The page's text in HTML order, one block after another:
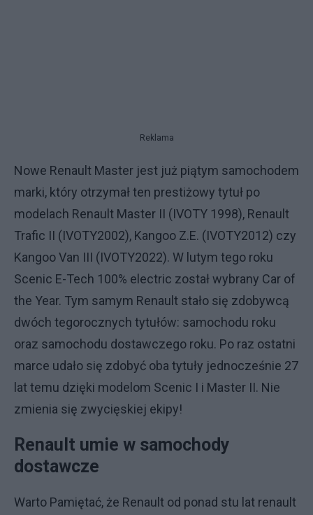
Reklama
Nowe Renault Master jest już piątym samochodem
marki, który otrzymał ten prestiżowy tytuł po
modelach Renault Master II (IVOTY 1998), Renault
Trafic II (IVOTY2002), Kangoo Z.E. (IVOTY2012) czy
Kangoo Van III (IVOTY2022). W lutym tego roku
Scenic E-Tech 100% electric został wybrany Car of
the Year. Tym samym Renault stało się zdobywcą
dwóch tegorocznych tytułów: samochodu roku
oraz samochodu dostawczego roku. Po raz ostatni
marce udało się zdobyć oba tytuły jednocześnie 27
lat temu dzięki modelom Scenic I i Master II. Nie
zmienia się zwycięskiej ekipy!
Renault umie w samochody
dostawcze
Warto Pamiętać, że Renault od ponad stu lat renault